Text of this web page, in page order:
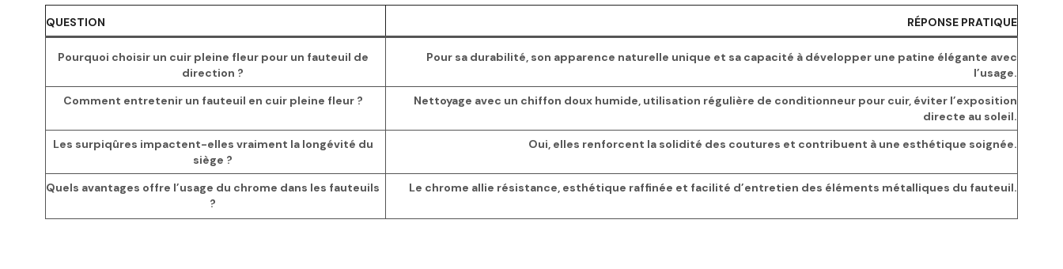
QUESTION RÉPONSE PRATIQUE
Pourquoi choisir un cuir pleine fleur pour un fauteuil de
direction ?
Pour sa durabilité, son apparence naturelle unique et sa capacité à développer une patine élégante avec
l’usage.
Comment entretenir un fauteuil en cuir pleine fleur ?
Nettoyage avec un chiffon doux humide, utilisation régulière de conditionneur pour cuir, éviter l’exposition
directe au soleil.
Les surpiqûres impactent-elles vraiment la longévité du
siège ?
Oui, elles renforcent la solidité des coutures et contribuent à une esthétique soignée.
Quels avantages offre l’usage du chrome dans les fauteuils
?
Le chrome allie résistance, esthétique raffinée et facilité d’entretien des éléments métalliques du fauteuil.